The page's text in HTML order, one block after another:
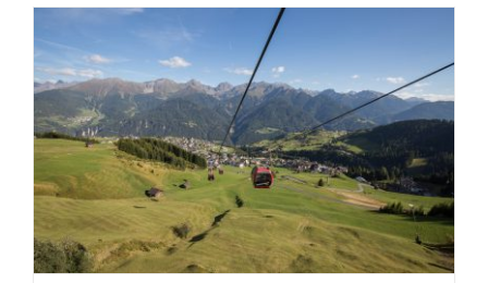
Vandretip: Fra Fisser
Joch til Kuh Alm . ved
Appartement Haus Fiss
Kulinariske lækkerier Livsstil Tip til vandring